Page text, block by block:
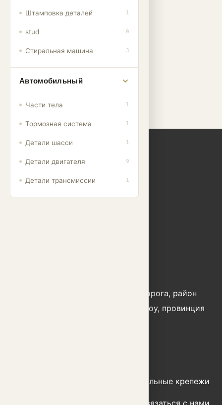
Штамповка деталей 1
stud 0
Стиральная машина 3
Автомобильный
Части тела 1
Тормозная система 1
Детали шасси 1
Детали двигателя 9
Детали трансмиссии 1
OEM глухие заклепки
заклепок
№ 333 Цзиньхай 2-я дорога, район
Лунвань, город Вэньчжоу, провинция
Индивидуальные крепежи
Связаться с нами